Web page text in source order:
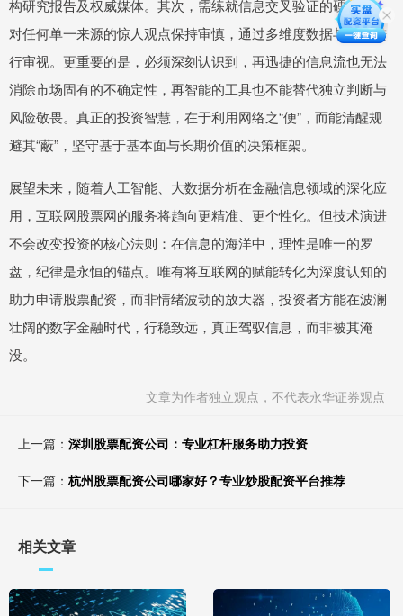
构研究报告及权威媒体。其次，需练就信息交叉验证的硬功夫，
对任何单一来源的惊人观点保持审慎，通过多维度数据与逻辑进
行审视。更重要的是，必须深刻认识到，再迅捷的信息流也无法
消除市场固有的不确定性，再智能的工具也不能替代独立判断与
风险敬畏。真正的投资智慧，在于利用网络之“便”，而能清醒规
避其“蔽”，坚守基于基本面与长期价值的决策框架。
展望未来，随着人工智能、大数据分析在金融信息领域的深化应
用，互联网股票网的服务将趋向更精准、更个性化。但技术演进
不会改变投资的核心法则：在信息的海洋中，理性是唯一的罗
盘，纪律是永恒的锚点。唯有将互联网的赋能转化为深度认知的
助力申请股票配资，而非情绪波动的放大器，投资者方能在波澜
壮阔的数字金融时代，行稳致远，真正驾驭信息，而非被其淹
没。
文章为作者独立观点，不代表永华证券观点
上一篇： 深圳股票配资公司：专业杠杆服务助力投资
下一篇： 杭州股票配资公司哪家好？专业炒股配资平台推荐
相关文章